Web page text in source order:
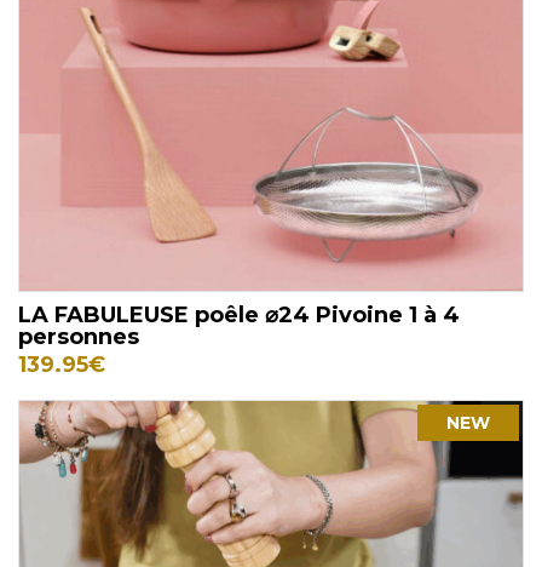
LA FABULEUSE poêle ⌀24 Pivoine 1 à 4
personnes
139.95€
NEW